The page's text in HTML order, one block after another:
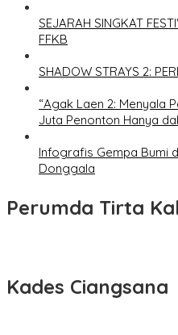
SEJARAH SINGKAT
FFKB
SHADOW STRAYS 2:
“Agak Laen 2: Menyala
Juta Penonton Hanya
Infografis Gempa Bumi
Donggala
Perumda Tirta
Kades Ciangsana